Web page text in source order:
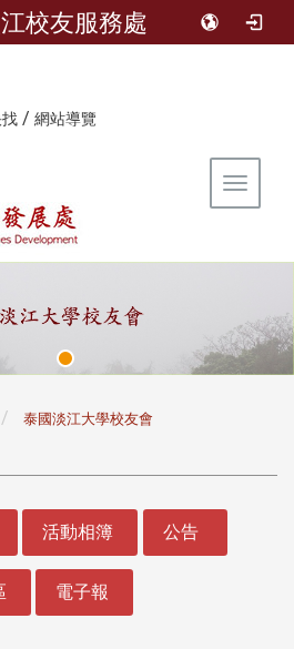
校友服務處
/ 網站導覽
Toggle
泰國淡江大學校友會
活動相簿 公告
電子報